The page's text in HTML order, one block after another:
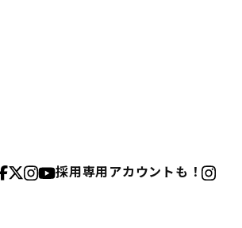
採用専用アカウントも！